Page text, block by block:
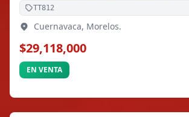
TT812
Cuernavaca, Morelos.
$29,118,000
EN VENTA